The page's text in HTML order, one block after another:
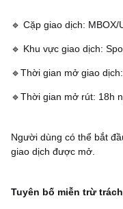
🔹 Cặp giao dịch: MBOX/
🔹 Khu vực giao dịch:
🔹Thời gian mở giao
🔹Thời gian mở rút: 18h
Người dùng có thể bắt
giao dịch được mở.
Tuyên bố miễn trừ